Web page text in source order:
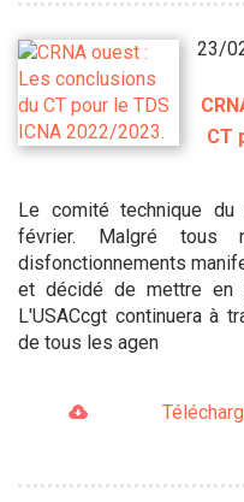
23/
CT
Le comité technique
février. Malgré tous
disfonctionnements
et décidé de mettre en
L'USACcgt continuera à
de tous les agen